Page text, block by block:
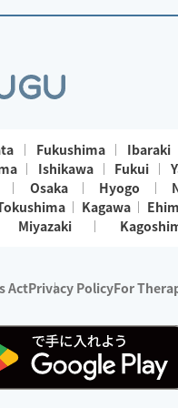
Fukushima
Ibaraki
Ishikawa Fukui
Osaka Hyogo
Kagawa
Miyazaki
ActPrivacy PolicyFor